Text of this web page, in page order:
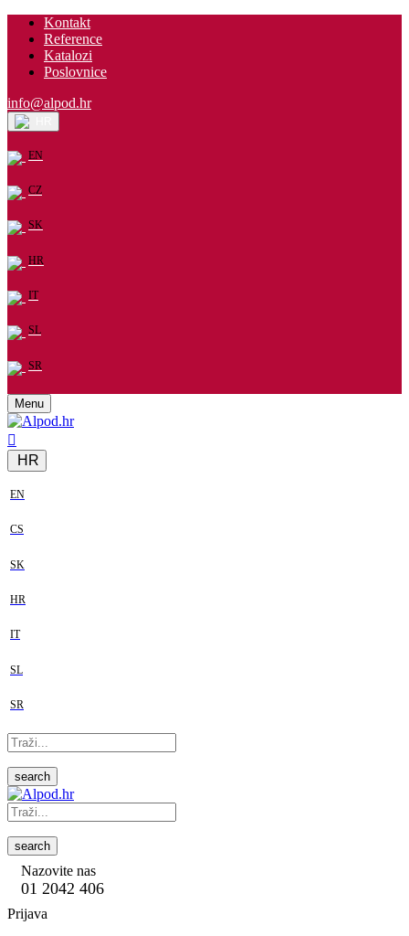
Kontakt
Reference
Katalozi
Poslovnice
info@alpod.hr
EN
CZ
SK
HR
IT
SL
SR
Menu
HR
EN
CS
SK
HR
IT
SL
SR
search
search
Nazovite nas
01 2042 406
Prijava